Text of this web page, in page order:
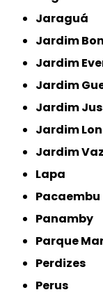
Jaraguá
Jardim
Jardim
Jardim
Jardim
Jardim
Jardim
Lapa
Pacaembu
Panamby
Parque
Perdizes
Perus